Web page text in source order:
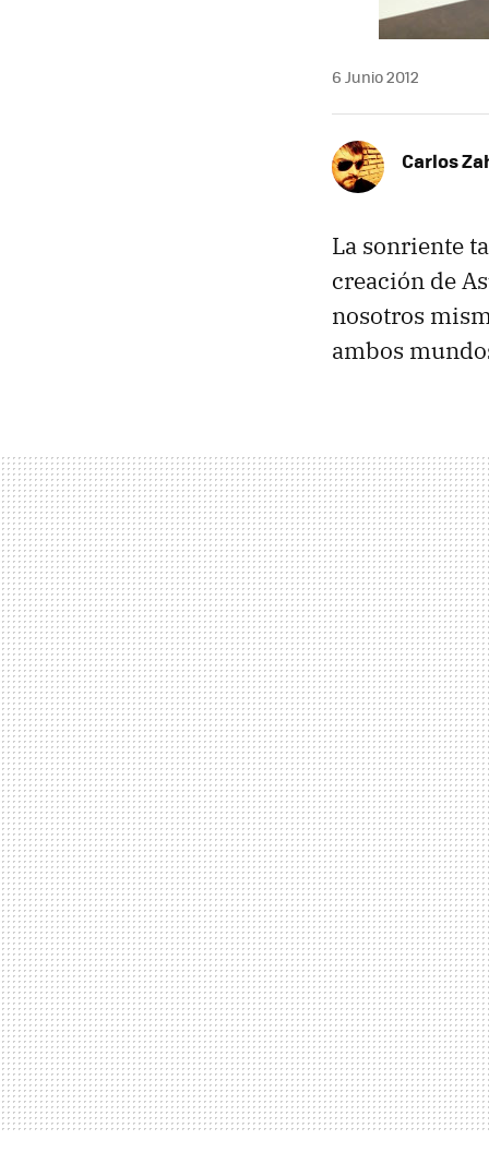
6 Junio 2012
Carlos
La sonriente
creación de
nosotros
ambos